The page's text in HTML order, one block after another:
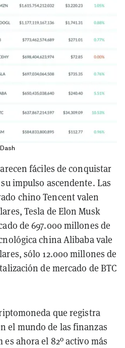
fáciles de conquistar
impulso ascendente. Las
chino Tencent valen
Tesla de Elon Musk
de 697.000 millones de
china Alibaba vale
sólo 12.000 millones de
de mercado de BTC
que registra
el mundo de las finanzas
ahora el 82º activo más